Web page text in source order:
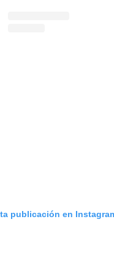
publicación en